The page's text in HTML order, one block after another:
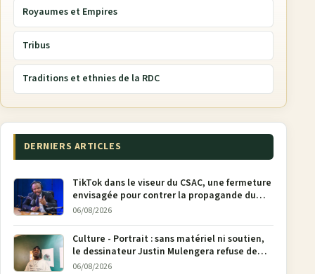
Royaumes et Empires
Tribus
Traditions et ethnies de la RDC
DERNIERS ARTICLES
TikTok dans le viseur du CSAC, une fermeture
envisagée pour contrer la propagande du
M23
06/08/2026
Culture - Portrait : sans matériel ni soutien,
le dessinateur Justin Mulengera refuse de
poser son crayon
06/08/2026